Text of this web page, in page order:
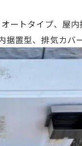
ートタイプ、屋
据置型、排気カバ